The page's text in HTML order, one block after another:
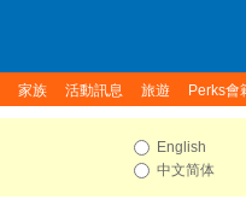
家族 活動訊息 旅遊 Perks會
English
中文简体